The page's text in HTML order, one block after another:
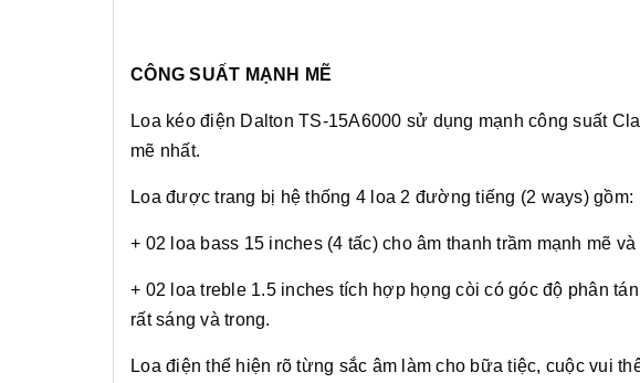
CÔNG SUẤT MẠNH MẼ
Loa kéo điện Dalton TS-15A6000 sử dụng mạnh công suất
mẽ nhất.
Loa được trang bị hệ thống 4 loa 2 đường tiếng (2 ways) gồm:
+ 02 loa bass 15 inches (4 tấc) cho âm thanh trầm mạnh mẽ
+ 02 loa treble 1.5 inches tích hợp họng còi có góc độ phân
rất sáng và trong.
Loa điện thể hiện rõ từng sắc âm làm cho bữa tiệc, cuộc vui